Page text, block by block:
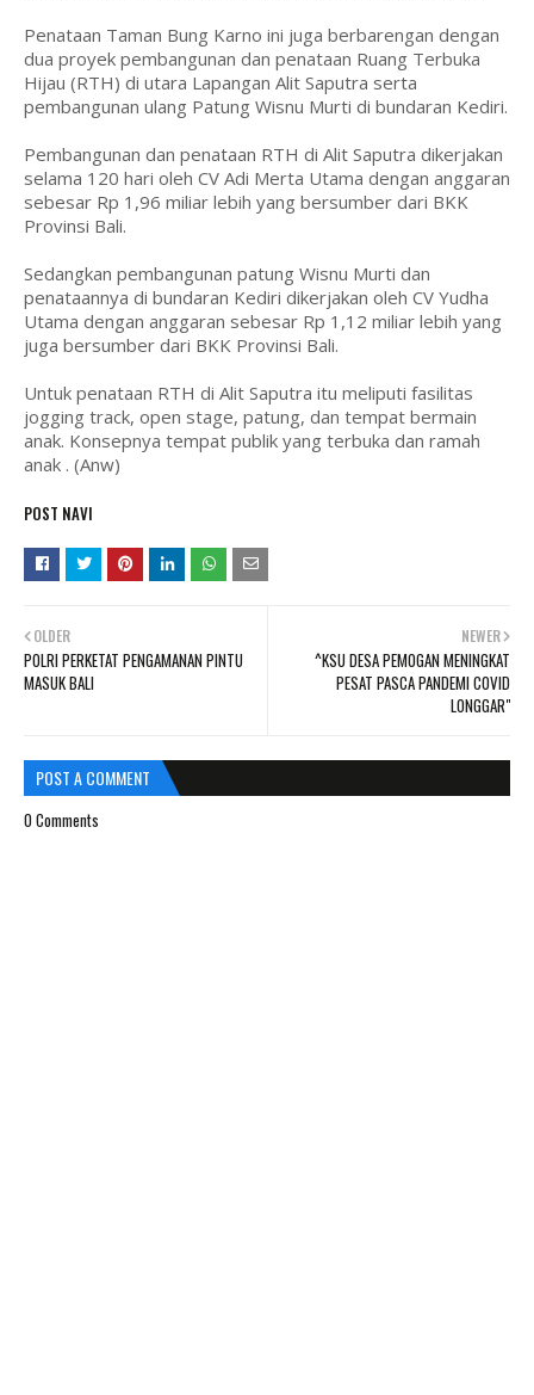
Penataan Taman Bung Karno ini juga berbarengan dengan
dua proyek pembangunan dan penataan Ruang Terbuka
Hijau (RTH) di utara Lapangan Alit Saputra serta
pembangunan ulang Patung Wisnu Murti di bundaran Kediri.
Pembangunan dan penataan RTH di Alit Saputra dikerjakan
selama 120 hari oleh CV Adi Merta Utama dengan anggaran
sebesar Rp 1,96 miliar lebih yang bersumber dari BKK
Provinsi Bali.
Sedangkan pembangunan patung Wisnu Murti dan
penataannya di bundaran Kediri dikerjakan oleh CV Yudha
Utama dengan anggaran sebesar Rp 1,12 miliar lebih yang
juga bersumber dari BKK Provinsi Bali.
Untuk penataan RTH di Alit Saputra itu meliputi fasilitas
jogging track, open stage, patung, dan tempat bermain
anak. Konsepnya tempat publik yang terbuka dan ramah
anak . (Anw)
POST NAVI
NEWER
^KSU DESA PEMOGAN MENINGKAT
PESAT PASCA PANDEMI COVID
LONGGAR"
OLDER
POLRI PERKETAT PENGAMANAN PINTU
MASUK BALI
POST A COMMENT
0 Comments